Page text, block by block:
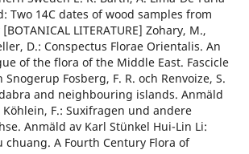
Two 14C dates of wood samples from
LITERATURE] Zohary, M.,
D.: Conspectus Florae Orientalis. An
of the flora of the Middle East. Fascicle
Snogerup Fosberg, F. R. och Renvoize, S.
and neighbouring islands. Anmäld
Köhlein, F.: Suxifragen und andere
Anmäld av Karl Stünkel Hui-Lin Li:
chuang. A Fourth Century Flora of